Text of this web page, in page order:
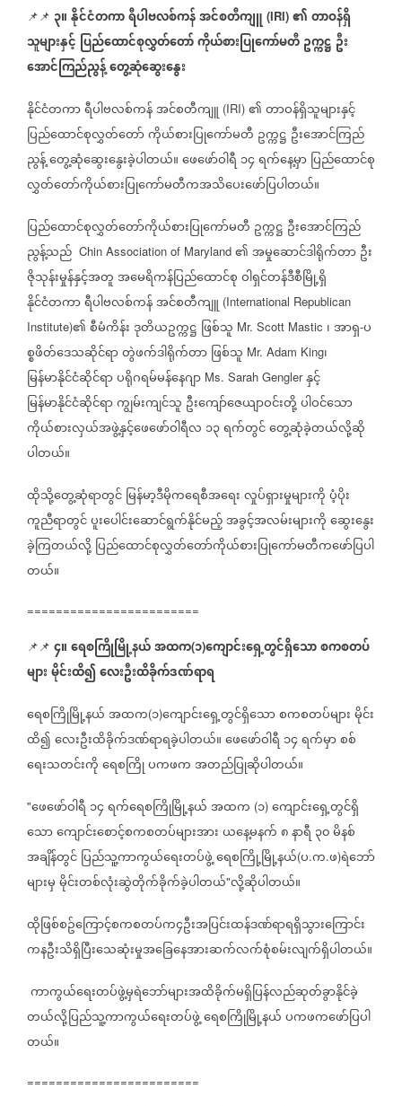
📌📌 ၃။နိုင်ငံတကာရီပါဗလစ်ကန်အင်စတီကျူ (IRI) ၏တာဝန်ရှိ
သူများနှင့် ပြည်ထောင်စုလွှတ်တော်ကိုယ်စားပြုကော်မတီဥက္ကဋ္ဌ ဦး
အောင်ကြည်ညွန့်တွေ့ဆုံဆွေးနွေး
နိုင်ငံတကာရီပါဗလစ်ကန်အင်စတီကျူ (IRI) ၏တာဝန်ရှိသူများနှင့်
ပြည်ထောင်စုလွှတ်တော်ကိုယ်စားပြုကော်မတီ ဥက္ကဋ္ဌ ဦးအောင်ကြည်
ညွန့်တွေ့ဆုံဆွေးနွေးခဲ့ပါတယ်။ဖေဖော်ဝါရီ ၁၄ရက်နေ့မှာပြည်ထောင်စု
လွှတ်တော်ကိုယ်စားပြုကော်မတီကအသိပေးဖော်ပြပါတယ်။
ပြည်ထောင်စုလွှတ်တော်ကိုယ်စားပြုကော်မတီ ဥက္ကဋ္ဌ ဦးအောင်ကြည်
ညွန့်သည် Chin Association of Maryland ၏အမှုဆောင်ဒါရိုက်တာဦး
ဇိုသုန်းမှုန်နှင့်အတူအမေရိကန်ပြည်ထောင်စုဝါရှင်တန်ဒီစီမြို့ရှိ
နိုင်ငံတကာရီပါဗလစ်ကန်အင်စတီကျူ (International Republican
Institute)၏စီမံကိန်းဒုတိယဥက္ကဋ္ဌ ဖြစ်သူ Mr. Scott Mastic ၊အာရှ-ပ
စ္စဖိတ်ဒေသဆိုင်ရာတွဲဖက်ဒါရိုက်တာဖြစ်သူ Mr. Adam King၊
မြန်မာနိုင်ငံဆိုင်ရာပရိုဂရမ်မန်နေဂျာ Ms. Sarah Genglerနှင့်
မြန်မာနိုင်ငံဆိုင်ရာကျွမ်းကျင်သူ ဦးကျော်ဇေယျာဝင်းတို့ပါဝင်သော
ကိုယ်စားလှယ်အဖွဲ့နှင့်ဖေဖော်ဝါရီလ ၁၃ရက်တွင်တွေ့ဆုံခဲ့တယ်လို့ဆို
ပါတယ်။
ထိုသို့တွေ့ဆုံရာတွင်မြန်မာ့ဒီမိုကရေစီအရေးလှုပ်ရှားမှုများကိုပံ့ပိုး
ကူညီရာတွင်ပူးပေါင်းဆောင်ရွက်နိုင်မည့်အခွင့်အလမ်းများကိုဆွေးနွေး
ခဲ့ကြတယ်လို့ပြည်ထောင်စုလွှတ်တော်ကိုယ်စားပြုကော်မတီကဖော်ပြပါ
တယ်။
========================
📌📌 ၄။ရေစကြိုမြို့နယ်အထက(၁)ကျောင်းရှေ့တွင်ရှိသောစကစတပ်
များမိုင်းထိ၍လေးဦးထိခိုက်ဒဏ်ရာရ
ရေစကြိုမြို့နယ်အထက(၁)ကျောင်းရှေ့တွင်ရှိသောစကစတပ်များမိုင်း
ထိ၍လေးဦးထိခိုက်ဒဏ်ရာရခဲ့ပါတယ်။ဖေဖော်ဝါရီ ၁၄ရက်မှာစစ်
ရေးသတင်းကိုရေစကြိုပကဖကအတည်ပြုဆိုပါတယ်။
"ဖေဖော်ဝါရီ ၁၄ရက်ရေစကြိုမြို့နယ်အထက (၁) ကျောင်းရှေ့တွင်ရှိ
သောကျောင်းစောင့်စကစတပ်များအားယနေ့မနက်၈နာရီ ၃၀မိနစ်
အချိန်တွင်ပြည်သူ့ကာကွယ်ရေးတပ်ဖွဲ့ရေစကြို့မြို့နယ်(ပ.က.ဖ)ရဲဘော်
များမှမိုင်းတစ်လုံးဆွဲတိုက်ခိုက်ခဲ့ပါတယ်"လို့ဆိုပါတယ်။
ထိုဖြစ်စဥ်ကြောင့်စကစတပ်က၄ဦးအပြင်းထန်ဒဏ်ရာရရှိသွားကြောင်း
ကနဦးသိရှိပြီးသေဆုံးမှုအခြေနေအားဆက်လက်စုံစမ်းလျက်ရှိပါတယ်။
ကာကွယ်ရေးတပ်ဖွဲ့မှရဲဘော်များအထိခိုက်မရှိပြန်လည်ဆုတ်ခွာနိုင်ခဲ့
တယ်လို့ပြည်သူ့ကာကွယ်ရေးတပ်ဖွဲ့ရေစကြိုမြို့နယ်ပကဖကဖော်ပြပါ
တယ်။
========================